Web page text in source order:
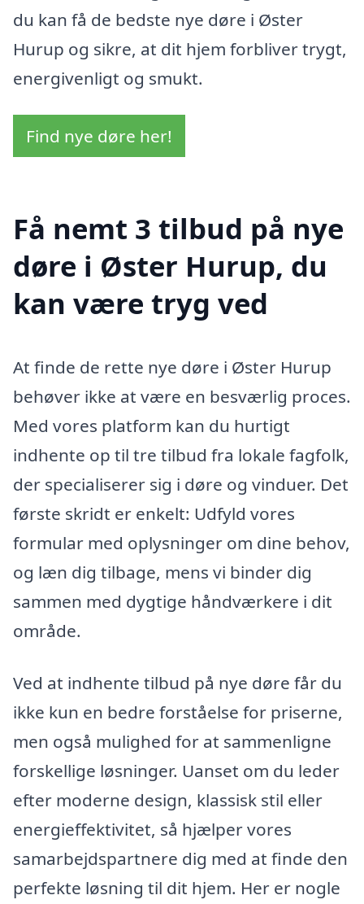
du kan få de bedste nye døre i Øster
Hurup og sikre, at dit hjem forbliver trygt,
energivenligt og smukt.
Find nye døre her!
Få nemt 3 tilbud på nye
døre i Øster Hurup, du
kan være tryg ved
At finde de rette nye døre i Øster Hurup
behøver ikke at være en besværlig proces.
Med vores platform kan du hurtigt
indhente op til tre tilbud fra lokale fagfolk,
der specialiserer sig i døre og vinduer. Det
første skridt er enkelt: Udfyld vores
formular med oplysninger om dine behov,
og læn dig tilbage, mens vi binder dig
sammen med dygtige håndværkere i dit
område.
Ved at indhente tilbud på nye døre får du
ikke kun en bedre forståelse for priserne,
men også mulighed for at sammenligne
forskellige løsninger. Uanset om du leder
efter moderne design, klassisk stil eller
energieffektivitet, så hjælper vores
samarbejdspartnere dig med at finde den
perfekte løsning til dit hjem. Her er nogle